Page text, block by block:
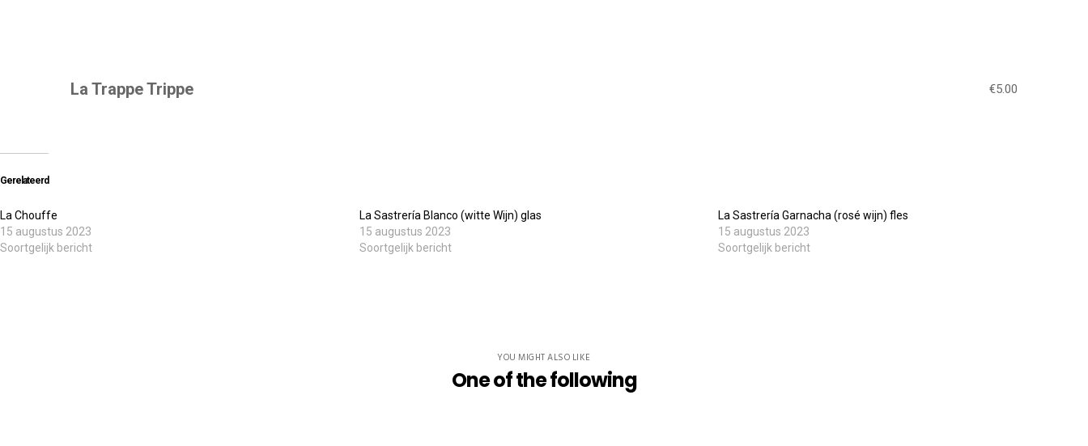
La Trappe Trippe €5.00
Gerelateerd
La Chouffe
15 augustus 2023
Soortgelijk bericht
La Sastrería Blanco (witte Wijn) glas
15 augustus 2023
Soortgelijk bericht
La Sastrería Garnacha (rosé wijn) fles
15 augustus 2023
Soortgelijk bericht
YOU MIGHT ALSO LIKE
One of the following
0032 474 20 61 82